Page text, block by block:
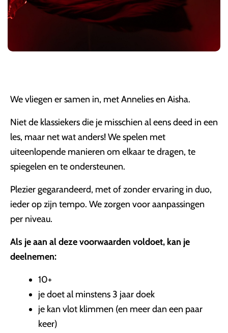
We vliegen er samen in, met Annelies en Aisha.
Niet de klassiekers die je misschien al eens deed in een
les, maar net wat anders! We spelen met
uiteenlopende manieren om elkaar te dragen, te
spiegelen en te ondersteunen.
Plezier gegarandeerd, met of zonder ervaring in duo,
ieder op zijn tempo. We zorgen voor aanpassingen
per niveau.
Als je aan al deze voorwaarden voldoet, kan je
deelnemen:
10+
je doet al minstens 3 jaar doek
je kan vlot klimmen (en meer dan een paar
keer)